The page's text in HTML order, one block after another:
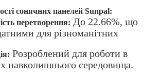
сонячних панелей Sunpal:
перетворення: До 22.66%, що
для різноманітних
Розроблений для роботи в
навколишнього середовища.